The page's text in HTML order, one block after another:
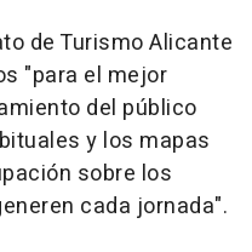
de Turismo Alicante
"para el mejor
del público
y los mapas
sobre los
cada jornada".